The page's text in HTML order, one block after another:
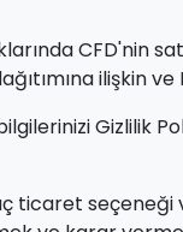
CFD'nin
ilişkin
ticaret